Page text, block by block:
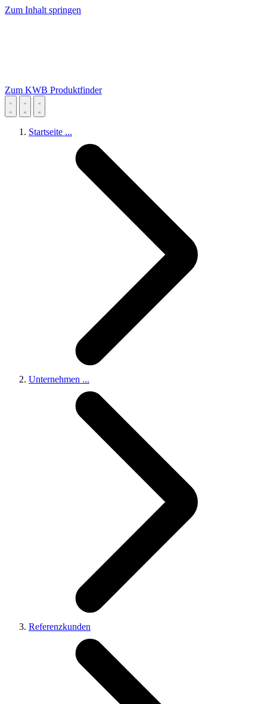
Zum Inhalt springen
Zum KWB Produktfinder
Startseite ...
Unternehmen ...
Referenzkunden